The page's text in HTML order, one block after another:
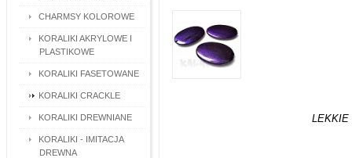
CHARMSY KOLOROWE
KORALIKI AKRYLOWE I
PLASTIKOWE
KORALIKI FASETOWANE
KORALIKI CRACKLE
KORALIKI DREWNIANE
KORALIKI - IMITACJA
DREWNA
LEKKIE